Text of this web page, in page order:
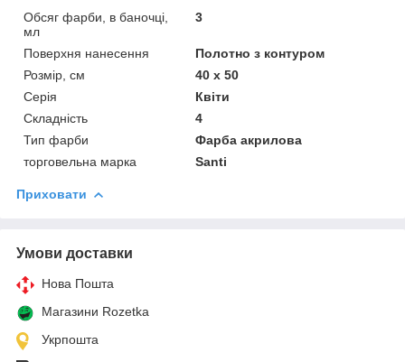
Обсяг фарби, в баночці,
мл
3
Поверхня нанесення
Полотно з контуром
Розмір, см
40 х 50
Серія
Квіти
Складність
4
Тип фарби
Фарба акрилова
торговельна марка
Santi
Приховати
Умови доставки
Нова Пошта
Магазини Rozetka
Укрпошта